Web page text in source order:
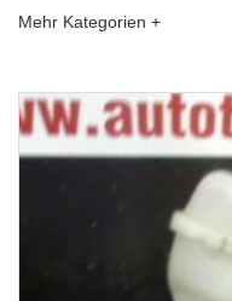
Mehr Kategorien +